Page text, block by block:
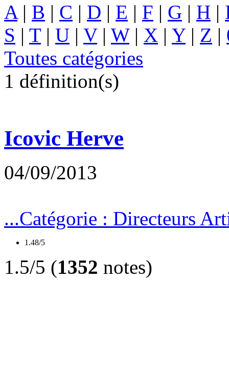
A| B | C | D | E | F | G | H |
S | T| U | V| W| X | Y| Z |
Toutes catégories
1 définition(s)
Icovic Herve
04/09/2013
...Catégorie : Directeurs
1.48/5
1.5/5 (1352 notes)